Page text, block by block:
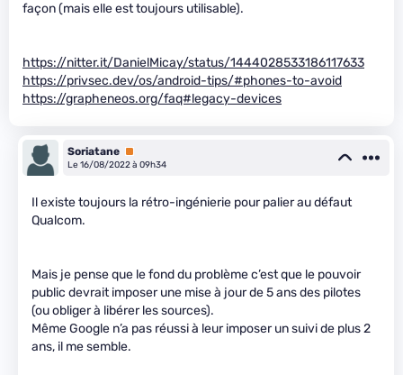
façon (mais elle est toujours utilisable).
https://nitter.it/DanielMicay/status/1444028533186117633
https://privsec.dev/os/android-tips/#phones-to-avoid
https://grapheneos.org/faq#legacy-devices
Soriatane Premium
Le 16/08/2022 à 09h34
Il existe toujours la rétro-ingénierie pour palier au défaut
Qualcom.
Mais je pense que le fond du problème c’est que le pouvoir
public devrait imposer une mise à jour de 5 ans des pilotes
(ou obliger à libérer les sources).
Même Google n’a pas réussi à leur imposer un suivi de plus 2
ans, il me semble.